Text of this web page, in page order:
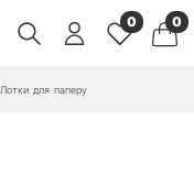
0 0
Лотки для паперу